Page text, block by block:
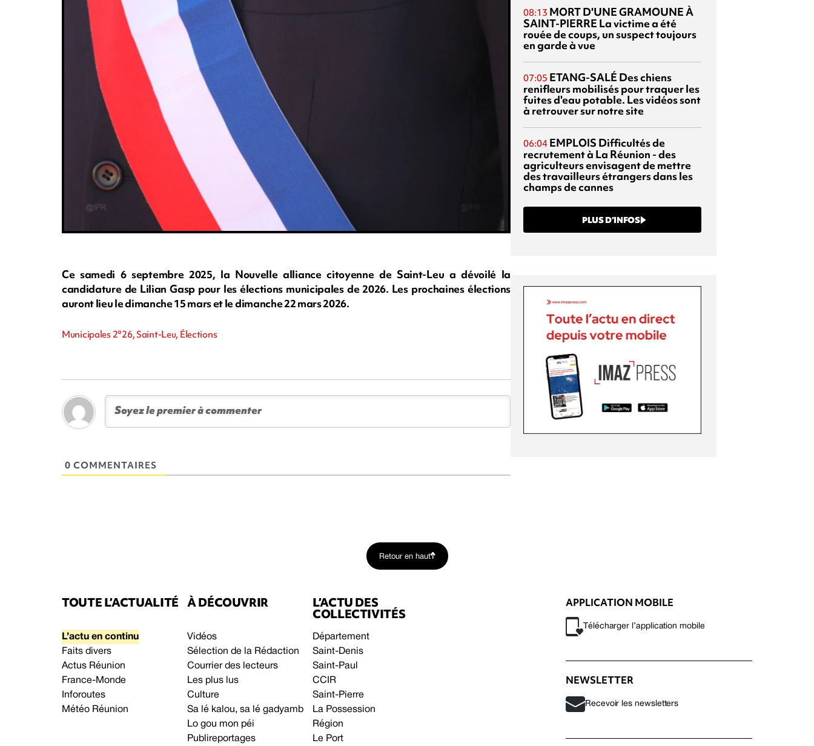
Ce samedi 6 septembre 2025, la Nouvelle alliance citoyenne de Saint-Leu a dévoilé la
candidature de Lilian Gasp pour les élections municipales de 2026. Les prochaines élections
auront lieu le dimanche 15 mars et le dimanche 22 mars 2026.
Municipales 2°26, Saint-Leu, Élections
0 COMMENTAIRES
08:13 MORT D'UNE GRAMOUNE À
SAINT-PIERRE La victime a été
rouée de coups, un suspect toujours
en garde à vue
07:05 ETANG-SALÉ Des chiens
renifleurs mobilisés pour traquer les
fuites d'eau potable. Les vidéos sont
à retrouver sur notre site
06:04 EMPLOIS Difficultés de
recrutement à La Réunion - des
agriculteurs envisagent de mettre
des travailleurs étrangers dans les
champs de cannes
PLUS D’INFOS
Retour en haut
TOUTE L’ACTUALITÉ
L’actu en continu
Faits divers
Actus Réunion
France-Monde
Inforoutes
Météo Réunion
À DÉCOUVRIR
Vidéos
Sélection de la Rédaction
Courrier des lecteurs
Les plus lus
Culture
Sa lé kalou, sa lé gadyamb
Lo gou mon péi
Publireportages
L’ACTU DES
COLLECTIVITÉS
Département
Saint-Denis
Saint-Paul
CCIR
Saint-Pierre
La Possession
Région
Le Port
APPLICATION MOBILE
Télécharger l’application mobile
NEWSLETTER
Recevoir les newsletters